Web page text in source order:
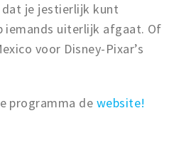
dat je jestierlijk kunt
iemands uiterlijk afgaat. Of
voor Disney-Pixar’s
programma de website!